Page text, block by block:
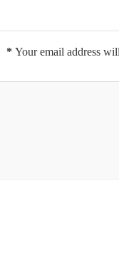
Your email address
*